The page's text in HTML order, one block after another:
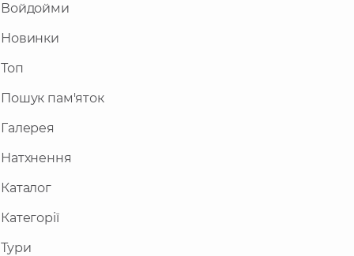
Войдойми
Новинки
Топ
Пошук пам'яток
Галерея
Натхнення
Каталог
Категорії
Тури